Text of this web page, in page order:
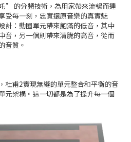
” 的分頻技術，為用家帶來流暢而連
受每一刻，忠實還原音樂的真實魅
計：動圈單元帶來飽滿的低音，其中
音，另一個則帶來清脆的高音，從而
音質。
杜甫2實現無縫的單元整合和平衡的音
元架構。這一切都是為了提升每一個